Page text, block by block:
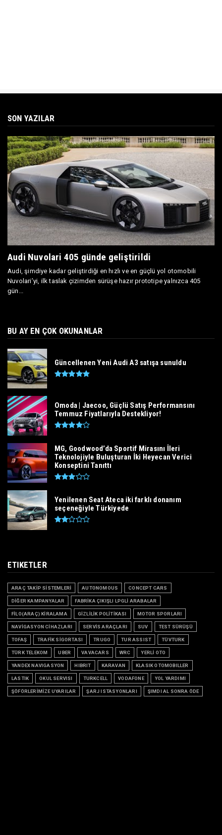
SON YAZILAR
Audi Nuvolari 405 günde geliştirildi
Audi, şimdiye kadar geliştirdiği en hızlı ve en güçlü yol otomobili
Nuvolari’yi, ilk taslak çizimden sürüşe hazır prototipe yalnızca 405
gün...
BU AY EN ÇOK OKUNANLAR
Güncellenen Yeni Audi A3 satışa sunuldu
Omoda | Jaecoo, Güçlü Satış Performansını
Temmuz Fiyatlarıyla Destekliyor!
MG, Goodwood’da Sportif Mirasını İleri
Teknolojiyle Buluşturan İki Heyecan Verici
Konseptini Tanıttı
Yenilenen Seat Ateca iki farklı donanım
seçeneğiyle Türkiyede
ETIKETLER
ARAÇ TAKİP SİSTEMLERİ AUTONOMOUS CONCEPT CARS
DİĞER KAMPANYALAR FABRİKA ÇIKIŞLI LPGLİ ARABALAR
FİLO(ARAÇ) KİRALAMA GİZLİLİK POLİTİKASI MOTOR SPORLARI
NAVİGASYON CİHAZLARI SERVİS ARAÇLARI SUV TEST SÜRÜŞÜ
TOFAŞ TRAFİK SİGORTASI TRUGO TUR ASSIST TÜVTURK
TÜRK TELEKOM UBER VAVACARS WRC YERLİ OTO
YANDEX NAVIGASYON HIBRIT KARAVAN KLASIK OTOMOBILLER
LASTIK OKUL SERVISI TURKCELL VODAFONE YOL YARDIMI
ŞÖFÖRLERİMİZE UYARILAR ŞARJ ISTASYONLARI ŞIMDI AL SONRA ÖDE